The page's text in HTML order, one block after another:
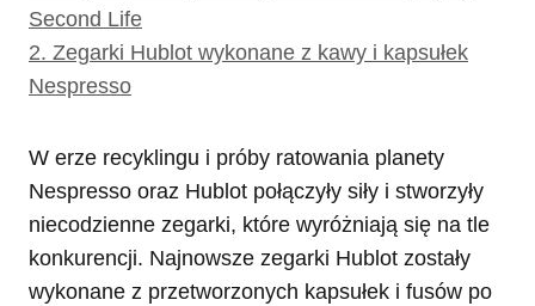
Second Life
2. Zegarki Hublot wykonane z kawy i kapsułek
Nespresso
W erze recyklingu i próby ratowania planety
Nespresso oraz Hublot połączyły siły i stworzyły
niecodzienne zegarki, które wyróżniają się na tle
konkurencji. Najnowsze zegarki Hublot zostały
wykonane z przetworzonych kapsułek i fusów po